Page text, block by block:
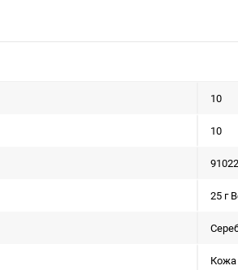
10
10
25 г
Кожа